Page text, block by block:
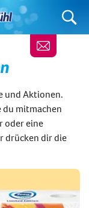
und Aktionen.
du mitmachen
oder eine
drücken dir die